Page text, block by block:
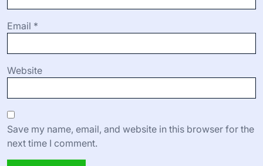
Email *
Website
Save my name, email, and website in this browser for the
next time I comment.